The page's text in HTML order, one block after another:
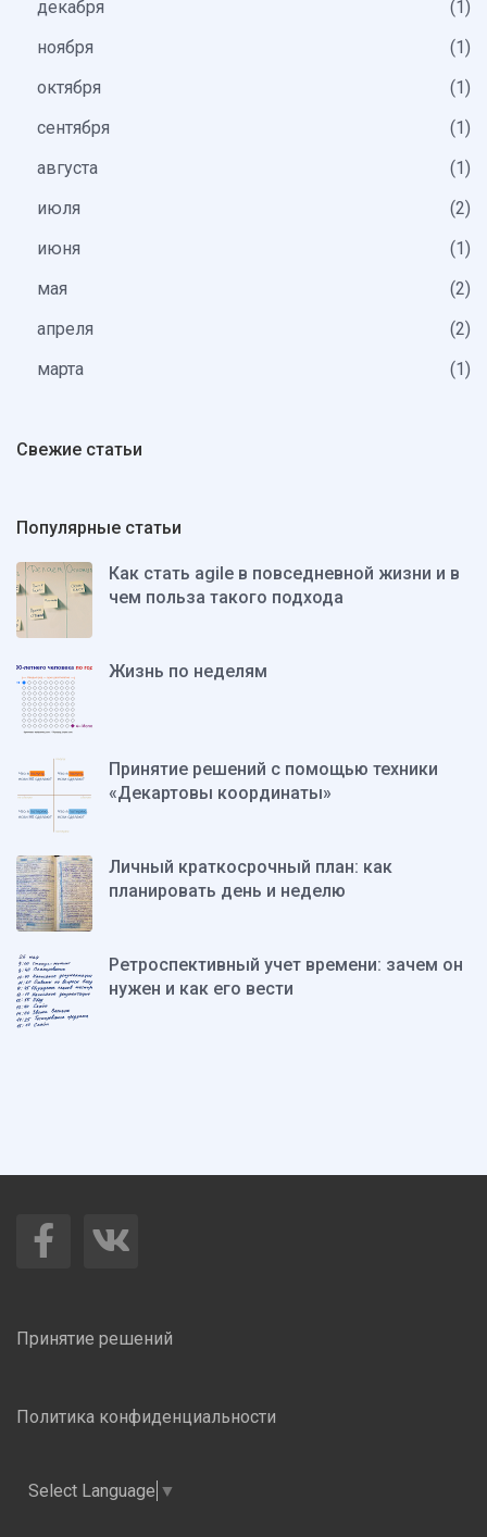
декабря
1
ноября
1
октября
1
сентября
1
августа
1
июля
2
июня
1
мая
2
апреля
2
марта
1
Свежие статьи
Популярные статьи
Как стать agile в повседневной жизни и в
чем польза такого подхода
Жизнь по неделям
Принятие решений с помощью техники
«Декартовы координаты»
Личный краткосрочный план: как
планировать день и неделю
Ретроспективный учет времени: зачем он
нужен и как его вести
Принятие решений
Политика конфиденциальности
Select Language ▼